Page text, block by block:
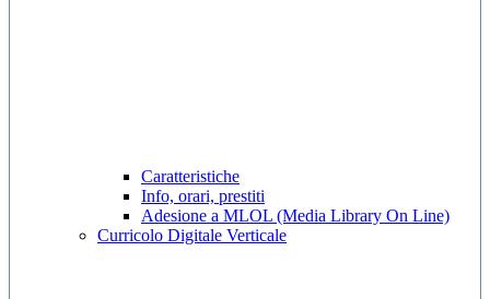
Caratteristiche
Info, orari, prestiti
Adesione a MLOL (Media Library On Line)
Curricolo Digitale Verticale